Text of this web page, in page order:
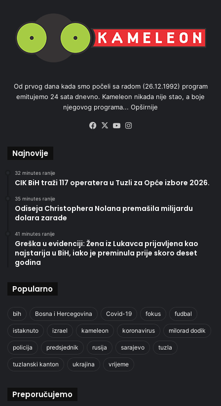
Od prvog dana kada smo počeli sa radom (26.12.1992) program
emitujemo 24 sata dnevno. Kameleon nikada nije stao, a boje
njegovog programa... Opširnije
Facebook
X YouTube
Najnovije
32 minutes ranije
CIK BiH traži 117 operatera u Tuzli za Opće izbore 2026.
35 minutes ranije
Odiseja Christophera Nolana premašila milijardu
dolara zarade
41 minutes ranije
Greška u evidenciji: Žena iz Lukavca prijavljena kao
najstarija u BiH, iako je preminula prije skoro deset
godina
Popularno
bih Bosna i Hercegovina Covid-19 fokus fudbal
istaknuto izrael kameleon koronavirus milorad dodik
policija predsjednik rusija sarajevo tuzla
tuzlanski kanton ukrajina vrijeme
Preporučujemo